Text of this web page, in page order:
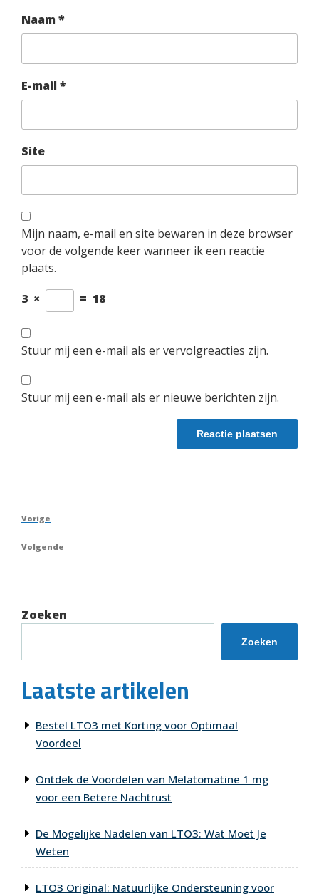
Naam *
E-mail *
Site
Mijn naam, e-mail en site bewaren in deze browser
voor de volgende keer wanneer ik een reactie
plaats.
3 × = 18
Stuur mij een e-mail als er vervolgreacties zijn.
Stuur mij een e-mail als er nieuwe berichten zijn.
Berichtnavigatie
Vorig
Vorige
Volgend
Volgende
Zoeken
Zoeken
Laatste artikelen
Bestel LTO3 met Korting voor Optimaal
Voordeel
Ontdek de Voordelen van Melatomatine 1 mg
voor een Betere Nachtrust
De Mogelijke Nadelen van LTO3: Wat Moet Je
Weten
LTO3 Original: Natuurlijke Ondersteuning voor